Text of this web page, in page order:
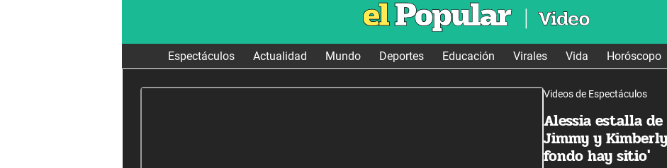
Espectáculos Actualidad Mundo Deportes Educación Virales Vida Horóscopo
Videos de Espectáculos
Alessia estalla
Jimmy y
fondo hay sitio'